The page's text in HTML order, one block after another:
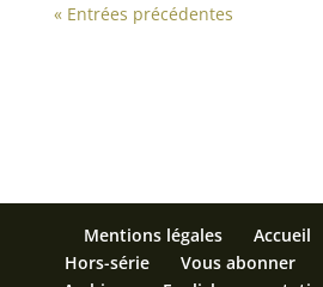
« Entrées précédentes
Mentions légales Accueil
Hors-série
Vous abonner